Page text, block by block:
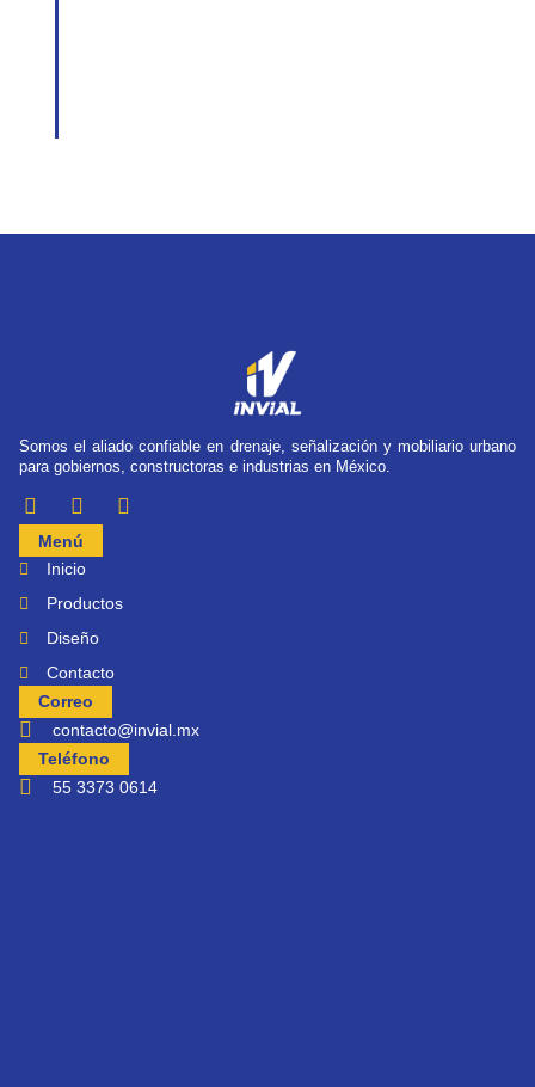
Somos el aliado confiable en drenaje, señalización y mobiliario urbano
para gobiernos, constructoras e industrias en México.
Menú
Inicio
Productos
Diseño
Contacto
Correo
contacto@invial.mx
Teléfono
55 3373 0614